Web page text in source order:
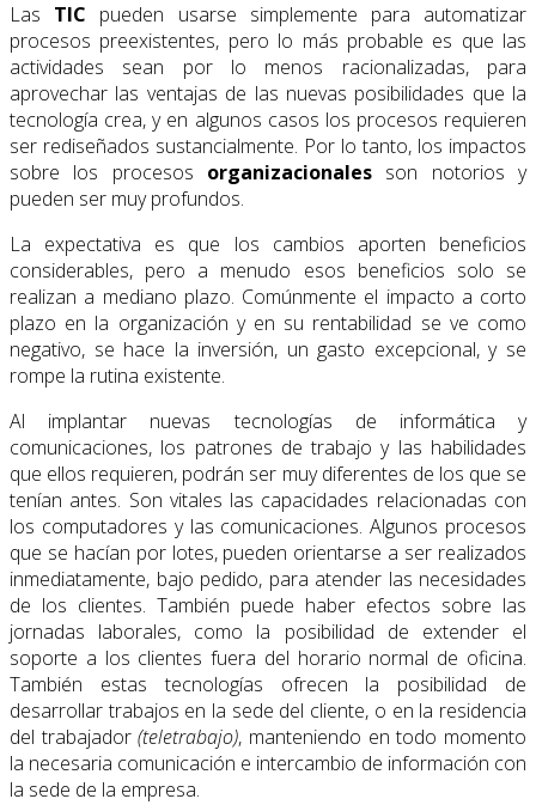
Las TIC pueden usarse simplemente para automatizar
procesos preexistentes, pero lo más probable es que las
actividades sean por lo menos racionalizadas, para
aprovechar las ventajas de las nuevas posibilidades que la
tecnología crea, y en algunos casos los procesos requieren
ser rediseñados sustancialmente. Por lo tanto, los impactos
sobre los procesos organizacionales son notorios y
pueden ser muy profundos.
La expectativa es que los cambios aporten beneficios
considerables, pero a menudo esos beneficios solo se
realizan a mediano plazo. Comúnmente el impacto a corto
plazo en la organización y en su rentabilidad se ve como
negativo, se hace la inversión, un gasto ex­cepcional, y se
rompe la rutina existente.
Al implantar nuevas tecnologías de informática y
comunicaciones, los patrones de traba­jo y las habilidades
que ellos requieren, podrán ser muy diferentes de los que se
tenían antes. Son vitales las capacidades relacionadas con
los computadores y las comunicacio­nes. Algunos procesos
que se hacían por lotes, pueden orientarse a ser realizados
inme­diatamente, bajo pedido, para atender las necesidades
de los clientes. También puede haber efectos sobre las
jornadas laborales, como la posibilidad de extender el
soporte a los clientes fuera del horario normal de oficina.
También estas tecnologías ofrecen la posibilidad de
desarrollar trabajos en la sede del cliente, o en la residencia
del trabajador(teletrabajo), manteniendo en todo momento
la necesaria comunicación e intercambio de información con
la sede de la empresa.